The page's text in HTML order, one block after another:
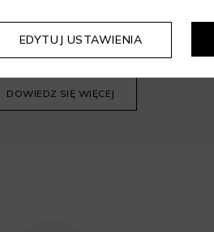
Aelia i korzystaj z
z 10% rabatem.
DOWIEDZ SIĘ WIĘCEJ
EDYTUJ USTAWIENIA